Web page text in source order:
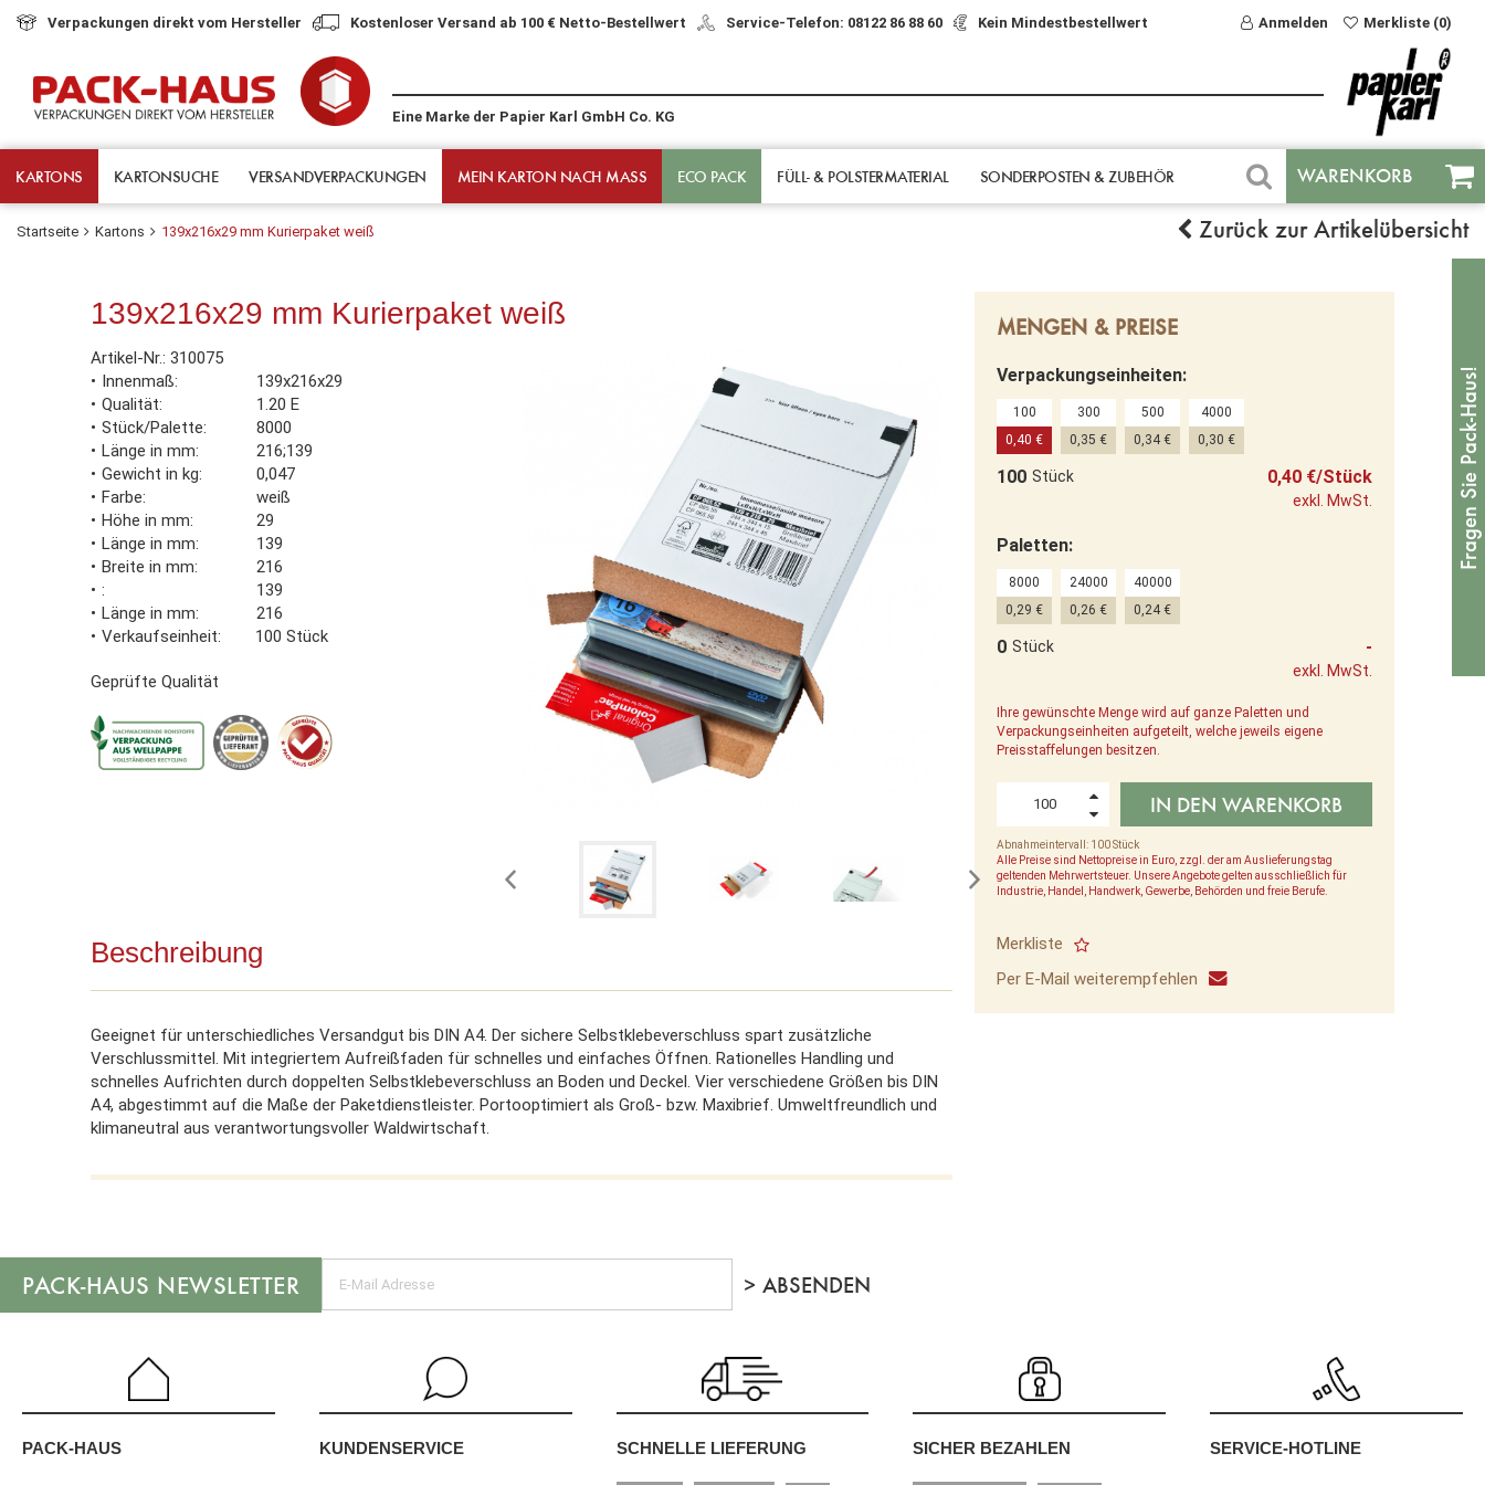
Verpackungen direkt vom Hersteller Kostenloser Versand ab 100 € Netto-Bestellwert Service-Telefon: 08122 86 88 60 Kein Mindestbestellwert Anmelden Merkliste (0)
Zurück zur Artikelübersicht
Startseite Kartons 139x216x29 mm Kurierpaket weiß
Eine Marke der Papier Karl GmbH Co. KG
KARTONS KARTONSUCHE VERSANDVERPACKUNGEN MEIN KARTON NACH MASS ECO PACK FÜLL- & POLSTER­MATERIAL SONDERPOSTEN & ZUBEHÖR WARENKORB
139x216x29 mm Kurierpaket weiß
Artikel-Nr.: 310075
Innenmaß
139x216x29
Qualität
1.20 E
Stück/Palette
8000
Länge in mm
216;139
Gewicht in kg
0,047
Farbe
weiß
Höhe in mm
29
Länge in mm
139
Breite in mm
216
139
Länge in mm
216
Verkaufseinheit
100 Stück
Geprüfte Qualität
Beschreibung
Geeignet für unterschiedliches Versandgut bis DIN A4. Der sichere Selbstklebeverschluss spart zusätzliche
Verschlussmittel. Mit integriertem Aufreißfaden für schnelles und einfaches Öffnen. Rationelles Handling und
schnelles Aufrichten durch doppelten Selbstklebeverschluss an Boden und Deckel. Vier verschiedene Größen bis DIN
A4, abgestimmt auf die Maße der Paketdienstleister. Portooptimiert als Groß- bzw. Maxibrief. Umweltfreundlich und
klimaneutral aus verantwortungsvoller Waldwirtschaft.
MENGEN & PREISE
Verpackungseinheiten:
100
0,40 €
300
0,35 €
500
0,34 €
4000
0,30 €
100 Stück 0,40 €/Stück
exkl. MwSt.
Paletten:
8000
0,29 €
24000
0,26 €
40000
0,24 €
0 Stück -
exkl. MwSt.
Ihre gewünschte Menge wird auf ganze Paletten und
Verpackungseinheiten aufgeteilt, welche jeweils eigene
Preisstaffelungen besitzen.
Abnahmeintervall: 100 Stück
Alle Preise sind Nettopreise in Euro, zzgl. der am Auslieferungstag
geltenden Mehrwertsteuer. Unsere Angebote gelten ausschließlich für
Industrie, Handel, Handwerk, Gewerbe, Behörden und freie Berufe.
IN DEN WARENKORB
Merkliste
Per E-Mail weiterempfehlen
NEWSLETTER
PACK-HAUS KUNDENSERVICE SCHNELLE LIEFERUNG SICHER BEZAHLEN SERVICE-HOTLINE